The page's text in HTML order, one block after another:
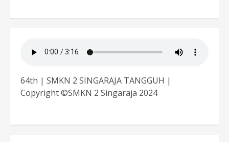
64th | SMKN 2 SINGARAJA TANGGUH |
Copyright ©SMKN 2 Singaraja 2024